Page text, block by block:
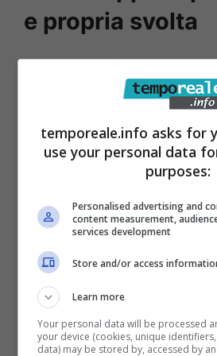
e propria svolta
gradita novità già da
proprio PC tramite
modo, i messaggi possono
in una delle finestre del
messaggi stessi se siete
attività di lavoro e non solo.
comodità eccezionale
concernel’invio dei file
temporeale.info asks for
use your personal data
purposes:
Personalised advertising and
content measurement,
services development
Store and/or access
Learn more
Your personal data will be processed
your device (cookies, unique
data) may be stored by, accessed by